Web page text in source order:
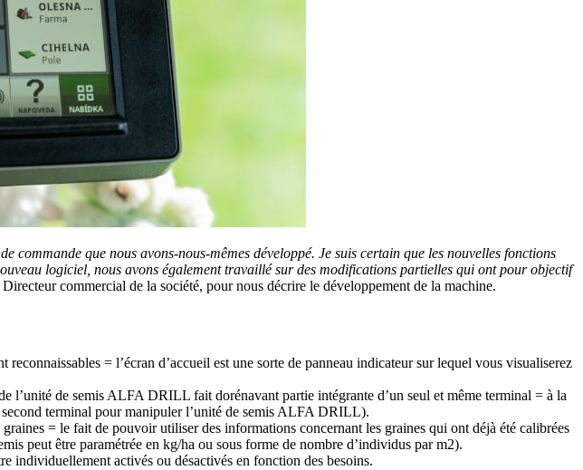
commande que nous avons-nous-mêmes développé. Je suis certain que les nouvelles fonctions
logiciel, nous avons également travaillé sur des modifications partielles qui ont pour objectif
commercial de la société, pour nous décrire le développement de la machine.
= l’écran d’accueil est une sorte de panneau indicateur sur lequel vous visualiserez
de semis ALFA DRILL fait dorénavant partie intégrante d’un seul et même terminal = à la
second terminal pour manipuler l’unité de semis ALFA DRILL).
= le fait de pouvoir utiliser des informations concernant les graines qui ont déjà été calibrées
peut être paramétrée en kg/ha ou sous forme de nombre d’individus par m2).
individuellement activés ou désactivés en fonction des besoins.